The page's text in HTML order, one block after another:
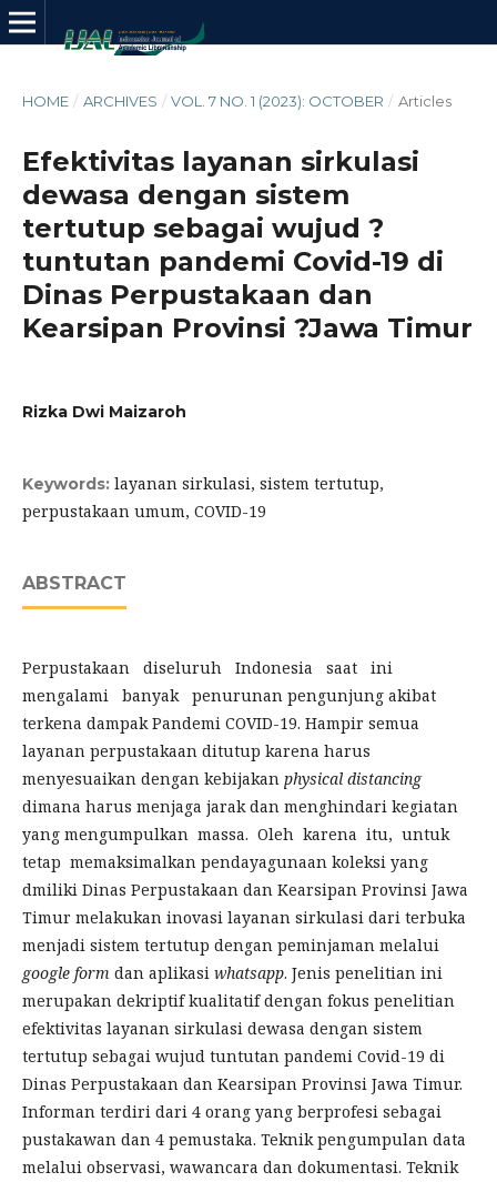
HOME / ARCHIVES / VOL. 7 NO. 1 (2023): OCTOBER / Articles
Efektivitas layanan sirkulasi
dewasa dengan sistem
tertutup sebagai wujud ?
tuntutan pandemi Covid-19 di
Dinas Perpustakaan dan
Kearsipan Provinsi ?Jawa Timur
Rizka Dwi Maizaroh
Keywords: layanan sirkulasi, sistem tertutup,
perpustakaan umum, COVID-19‎
ABSTRACT
Perpustakaan diseluruh Indonesia saat ini
mengalami banyak penurunan pengunjung akibat
terkena dampak Pandemi COVID-19. Hampir semua
layanan perpustakaan ditutup karena harus
menyesuaikan dengan kebijakan physical distancing
dimana harus menjaga jarak dan menghindari kegiatan
yang mengumpulkan massa. Oleh karena itu, untuk
tetap memaksimalkan pendayagunaan koleksi yang
dmiliki Dinas Perpustakaan dan Kearsipan Provinsi Jawa
Timur melakukan inovasi layanan sirkulasi dari terbuka
menjadi sistem tertutup dengan peminjaman melalui
google form dan aplikasi whatsapp. Jenis penelitian ini
merupakan dekriptif kualitatif dengan fokus penelitian
efektivitas layanan sirkulasi dewasa dengan sistem
tertutup sebagai wujud tuntutan pandemi Covid-19 di
Dinas Perpustakaan dan Kearsipan Provinsi Jawa Timur.
Informan terdiri dari 4 orang yang berprofesi sebagai
pustakawan dan 4 pemustaka. Teknik pengumpulan data
melalui observasi, wawancara dan dokumentasi. Teknik